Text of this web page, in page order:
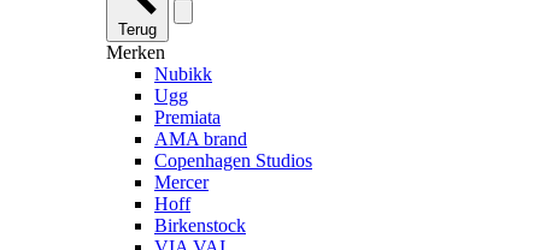
Terug
Merken
Nubikk
Ugg
Premiata
AMA brand
Copenhagen Studios
Mercer
Hoff
Birkenstock